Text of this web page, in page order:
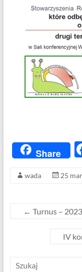
Share
wada 25
← Turnus – 2023
IV